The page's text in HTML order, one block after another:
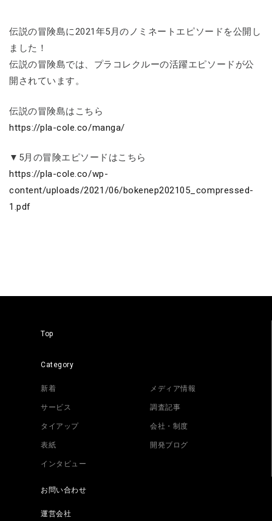
伝説の冒険島に2021年5月のノミネートエピソードを公開し
ました！
伝説の冒険島では、プラコレクルーの活躍エピソードが公
開されています。
伝説の冒険島はこちら
https://pla-cole.co/manga/
▼5月の冒険エピソードはこちら
https://pla-cole.co/wp-
content/uploads/2021/06/bokenep202105_compressed-
1.pdf
Top
Category
新着 メディア情報
サービス 調査記事
タイアップ 会社・制度
表紙 開発ブログ
インタビュー
お問い合わせ
運営会社